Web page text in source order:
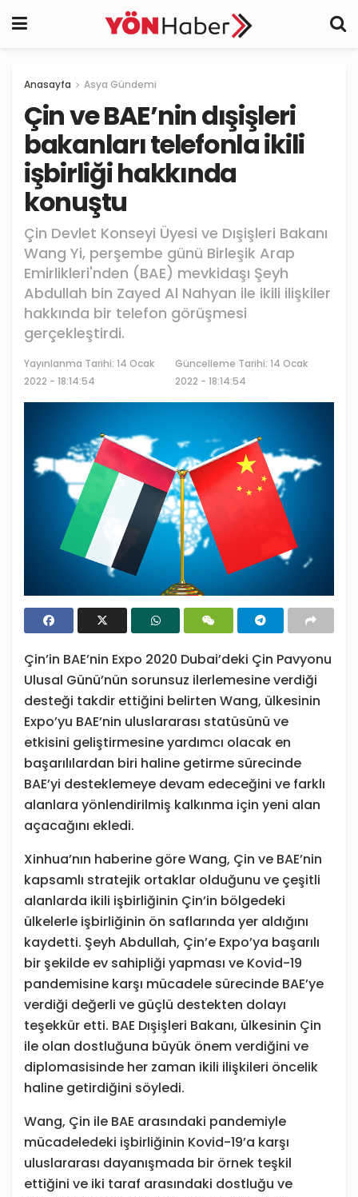
Anasayfa Asya Gündemi
Çin ve BAE’nin dışişleri
bakanları telefonla ikili
işbirliği hakkında
konuştu
Çin Devlet Konseyi Üyesi ve Dışişleri Bakanı
Wang Yi, perşembe günü Birleşik Arap
Emirlikleri'nden (BAE) mevkidaşı Şeyh
Abdullah bin Zayed Al Nahyan ile ikili ilişkiler
hakkında bir telefon görüşmesi
gerçekleştirdi.
Yayınlanma Tarihi: 14 Ocak
2022 - 18:14:54
Güncelleme Tarihi: 14 Ocak
2022 - 18:14:54
Çin’in BAE’nin Expo 2020 Dubai’deki Çin Pavyonu
Ulusal Günü’nün sorunsuz ilerlemesine verdiği
desteği takdir ettiğini belirten Wang, ülkesinin
Expo’yu BAE’nin uluslararası statüsünü ve
etkisini geliştirmesine yardımcı olacak en
başarılılardan biri haline getirme sürecinde
BAE’yi desteklemeye devam edeceğini ve farklı
alanlara yönlendirilmiş kalkınma için yeni alan
açacağını ekledi.
Xinhua’nın haberine göre Wang, Çin ve BAE’nin
kapsamlı stratejik ortaklar olduğunu ve çeşitli
alanlarda ikili işbirliğinin Çin’in bölgedeki
ülkelerle işbirliğinin ön saflarında yer aldığını
kaydetti. Şeyh Abdullah, Çin’e Expo’ya başarılı
bir şekilde ev sahipliği yapması ve Kovid-19
pandemisine karşı mücadele sürecinde BAE’ye
verdiği değerli ve güçlü destekten dolayı
teşekkür etti. BAE Dışişleri Bakanı, ülkesinin Çin
ile olan dostluğuna büyük önem verdiğini ve
diplomasisinde her zaman ikili ilişkileri öncelik
haline getirdiğini söyledi.
Wang, Çin ile BAE arasındaki pandemiyle
mücadeledeki işbirliğinin Kovid-19’a karşı
uluslararası dayanışmada bir örnek teşkil
ettiğini ve iki taraf arasındaki dostluğu ve